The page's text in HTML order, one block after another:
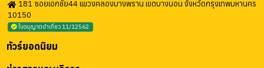
181 ซอยเอกชัย44 แขวงคลองบางพราน เขตบางบอน จังหวัดกรุงเทพมหานคร
10150
ใบอนุญาตนำเที่ยว 11/12562
ทัวร์ยอดนิยม